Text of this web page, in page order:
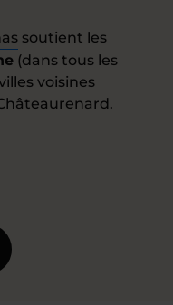
soutient les
(dans tous les
voisines